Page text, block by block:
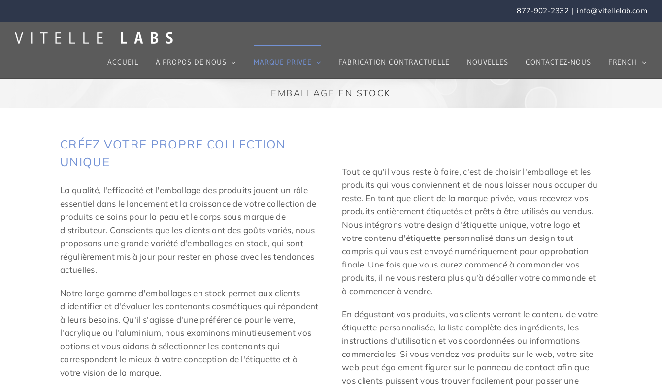
to
content
877-902-2332 | info@vitellelab.com
ACCUEIL À PROPOS DE NOUS MARQUE PRIVÉE FABRICATION CONTRACTUELLE NOUVELLES CONTACTEZ-NOUS FRENCH
EMBALLAGE EN STOCK
CRÉEZ VOTRE PROPRE COLLECTION
UNIQUE
La qualité, l'efficacité et l'emballage des produits jouent un rôle
essentiel dans le lancement et la croissance de votre collection de
produits de soins pour la peau et le corps sous marque de
distributeur. Conscients que les clients ont des goûts variés, nous
proposons une grande variété d'emballages en stock, qui sont
régulièrement mis à jour pour rester en phase avec les tendances
actuelles.
Notre large gamme d'emballages en stock permet aux clients
d'identifier et d'évaluer les contenants cosmétiques qui répondent
à leurs besoins. Qu'il s'agisse d'une préférence pour le verre,
l'acrylique ou l'aluminium, nous examinons minutieusement vos
options et vous aidons à sélectionner les contenants qui
correspondent le mieux à votre conception de l'étiquette et à
votre vision de la marque.
Tout ce qu'il vous reste à faire, c'est de choisir l'emballage et les
produits qui vous conviennent et de nous laisser nous occuper du
reste. En tant que client de la marque privée, vous recevrez vos
produits entièrement étiquetés et prêts à être utilisés ou vendus.
Nous intégrons votre design d'étiquette unique, votre logo et
votre contenu d'étiquette personnalisé dans un design tout
compris qui vous est envoyé numériquement pour approbation
finale. Une fois que vous aurez commencé à commander vos
produits, il ne vous restera plus qu'à déballer votre commande et
à commencer à vendre.
En dégustant vos produits, vos clients verront le contenu de votre
étiquette personnalisée, la liste complète des ingrédients, les
instructions d'utilisation et vos coordonnées ou informations
commerciales. Si vous vendez vos produits sur le web, votre site
web peut également figurer sur le panneau de contact afin que
vos clients puissent vous trouver facilement pour passer une